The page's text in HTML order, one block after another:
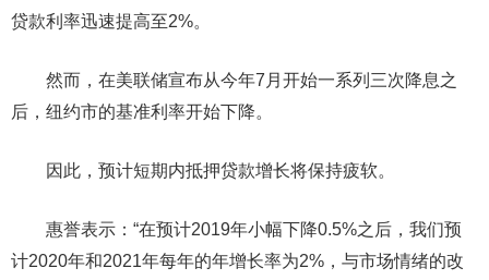
贷款利率迅速提高至2%。
然而，在美联储宣布从今年7月开始一系列三次降息之
后，纽约市的基准利率开始下降。
因此，预计短期内抵押贷款增长将保持疲软。
惠誉表示：“在预计2019年小幅下降0.5%之后，我们预
计2020年和2021年每年的年增长率为2%，与市场情绪的改